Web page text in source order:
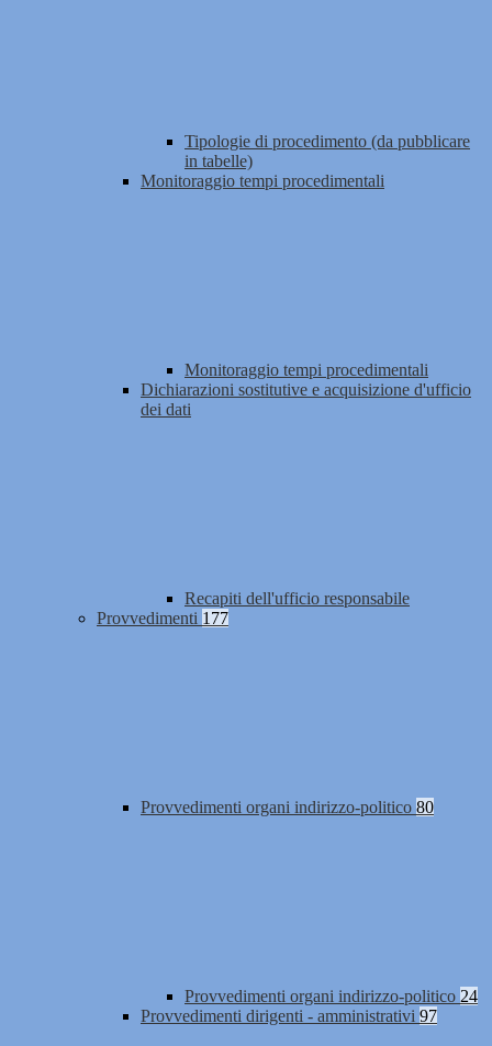
Tipologie di procedimento (da pubblicare
in tabelle)
Monitoraggio tempi procedimentali
Monitoraggio tempi procedimentali
Dichiarazioni sostitutive e acquisizione d'ufficio
dei dati
Recapiti dell'ufficio responsabile
Provvedimenti 177
Provvedimenti organi indirizzo-politico 80
Provvedimenti organi indirizzo-politico 24
Provvedimenti dirigenti - amministrativi 97